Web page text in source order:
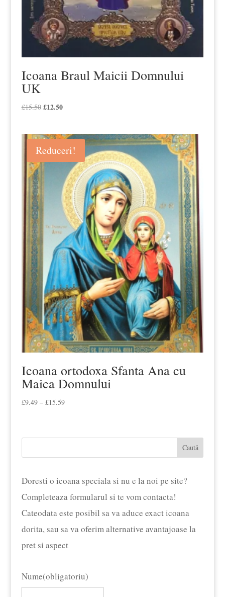
Icoana Braul Maicii Domnului
UK
£15.50 Prețul
fost:
£15.50.
£12.50Prețul
£12.50.
Reduceri!
Icoana ortodoxa Sfanta Ana cu
Maica Domnului
£9.49 – £15.59Interval
£9.49
la
Caută
Doresti o icoana speciala si nu e la noi pe site?
Completeaza formularul si te vom contacta!
Cateodata este posibil sa va aduce exact icoana
dorita, sau sa va oferim alternative avantajoase la
pret si aspect
Nume(obligatoriu)